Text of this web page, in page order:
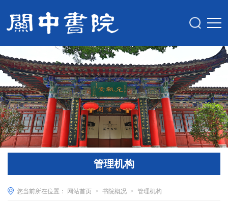
管理机构
您当前所在位置： 网站首页 > 书院概况 > 管理机构